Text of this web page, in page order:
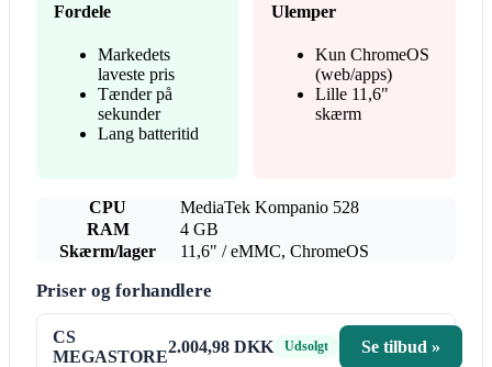
Fordele
Markedets
laveste pris
Tænder på
sekunder
Lang batteritid
Ulemper
Kun ChromeOS
(web/apps)
Lille 11,6"
skærm
CPU
MediaTek Kompanio 528
RAM
4 GB
Skærm/lager
11,6" / eMMC, ChromeOS
Priser og forhandlere
CS
MEGASTORE
2.004,98 DKK Udsolgt Se tilbud »